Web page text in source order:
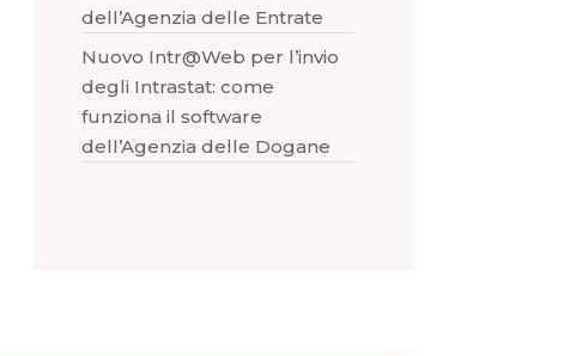
dell’Agenzia delle Entrate
Nuovo Intr@Web per l’invio
degli Intrastat: come
funziona il software
dell’Agenzia delle Dogane